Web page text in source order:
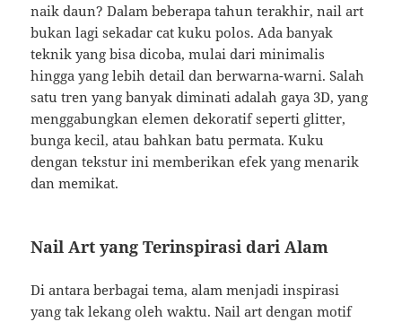
naik daun? Dalam beberapa tahun terakhir, nail art
bukan lagi sekadar cat kuku polos. Ada banyak
teknik yang bisa dicoba, mulai dari minimalis
hingga yang lebih detail dan berwarna-warni. Salah
satu tren yang banyak diminati adalah gaya 3D, yang
menggabungkan elemen dekoratif seperti glitter,
bunga kecil, atau bahkan batu permata. Kuku
dengan tekstur ini memberikan efek yang menarik
dan memikat.
Nail Art yang Terinspirasi dari Alam
Di antara berbagai tema, alam menjadi inspirasi
yang tak lekang oleh waktu. Nail art dengan motif